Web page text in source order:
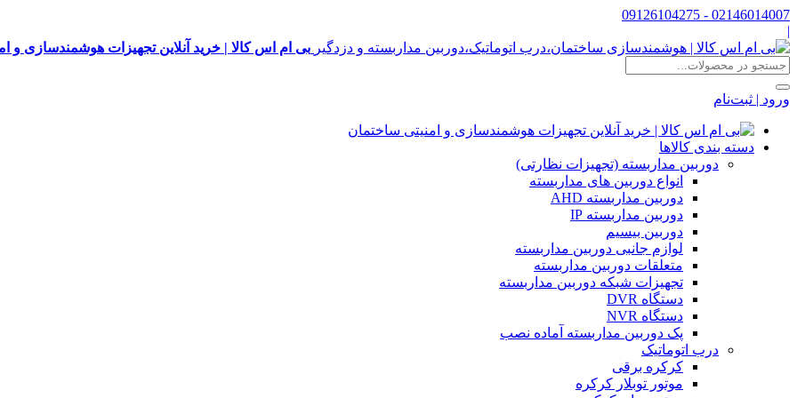
02146014007 - 09126104275
|
بی ام اس کالا | خرید آنلاین تجهیزات هوشمندسازی و
ورود | ثبت‌نام
دسته بندی کالاها
دوربین مداربسته (تجهیزات نظارتی)
انواع دوربین های مداربسته
دوربین مداربسته AHD
دوربین مداربسته IP
دوربین بیسیم
لوازم جانبی دوربین مداربسته
متعلقات دوربین مداربسته
تجهیزات شبکه دوربین مداربسته
دستگاه DVR
دستگاه NVR
پک دوربین مداربسته آماده نصب
درب اتوماتیک
کرکره برقی
موتور توبلار کرکره